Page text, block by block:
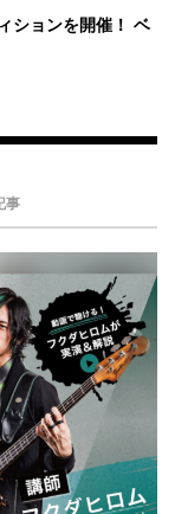
ションを開催！ ベ
事